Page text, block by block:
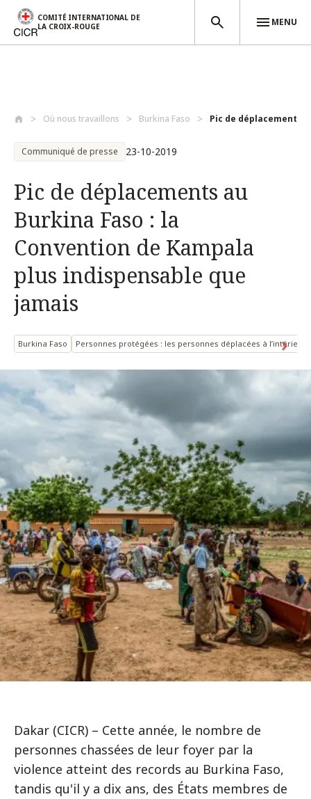
COMITÉ INTERNATIONAL DE
LA CROIX-ROUGE
MENU
Où nous travaillons Burkina Faso Pic de déplacements
Communiqué de presse 23-10-2019
Pic de déplacements au
Burkina Faso : la
Convention de Kampala
plus indispensable que
jamais
Burkina Faso Personnes protégées : les personnes déplacées à l’intérieur
Dakar (CICR) – Cette année, le nombre de
personnes chassées de leur foyer par la
violence atteint des records au Burkina Faso,
tandis qu'il y a dix ans, des États membres de